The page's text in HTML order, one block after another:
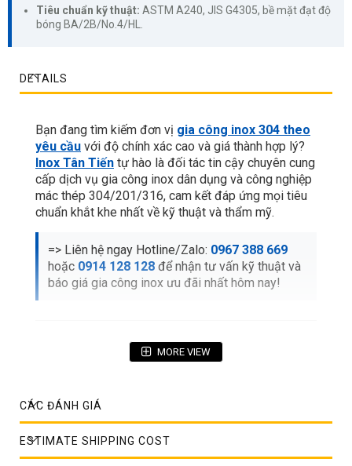
Tiêu chuẩn kỹ thuật: ASTM A240, JIS G4305, bề mặt đạt độ
bóng BA/2B/No.4/HL.
DETAILS
Bạn đang tìm kiếm đơn vị gia công inox 304 theo
yêu cầu với độ chính xác cao và giá thành hợp lý?
Inox Tân Tiến tự hào là đối tác tin cậy chuyên cung
cấp dịch vụ gia công inox dân dụng và công nghiệp
mác thép 304/201/316, cam kết đáp ứng mọi tiêu
chuẩn khắt khe nhất về kỹ thuật và thẩm mỹ.
=> Liên hệ ngay Hotline/Zalo: 0967 388 669
hoặc 0914 128 128 để nhận tư vấn kỹ thuật và
báo giá gia công inox ưu đãi nhất hôm nay!
MỤC LỤC BÀI VIẾT CHI TIẾT
2. Các phương pháp gia công inox 304 phổ biến
3. Vì sao inox 304 được sử dụng nhiều trong gia
MORE VIEW
CÁC ĐÁNH GIÁ
ESTIMATE SHIPPING COST